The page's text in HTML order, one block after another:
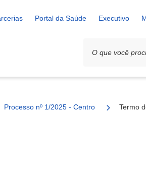
Portal da Saúde Executivo
Processo nº 1/2025 - Centro Comunitário
Termo